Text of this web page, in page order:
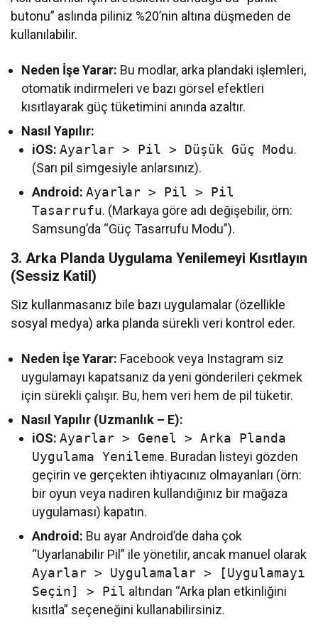
butonu” aslında piliniz %20’nin altına düşmeden de
kullanılabilir.
Neden İşe Yarar: Bu modlar, arka plandaki işlemleri,
otomatik indirmeleri ve bazı görsel efektleri
kısıtlayarak güç tüketimini anında azaltır.
Nasıl Yapılır:
iOS: Ayarlar > Pil > Düşük Güç Modu.
(Sarı pil simgesiyle anlarsınız).
Android: Ayarlar > Pil > Pil
Tasarrufu. (Markaya göre adı değişebilir, örn:
Samsung’da “Güç Tasarrufu Modu”).
3. Arka Planda Uygulama Yenilemeyi Kısıtlayın
(Sessiz Katil)
Siz kullanmasanız bile bazı uygulamalar (özellikle
sosyal medya) arka planda sürekli veri kontrol eder.
Neden İşe Yarar: Facebook veya Instagram siz
uygulamayı kapatsanız da yeni gönderileri çekmek
için sürekli çalışır. Bu, hem veri hem de pil tüketir.
Nasıl Yapılır (Uzmanlık – E):
iOS: Ayarlar > Genel > Arka Planda
Uygulama Yenileme. Buradan listeyi gözden
geçirin ve gerçekten ihtiyacınız olmayanları (örn:
bir oyun veya nadiren kullandığınız bir mağaza
uygulaması) kapatın.
Android: Bu ayar Android’de daha çok
“Uyarlanabilir Pil” ile yönetilir, ancak manuel olarak
Ayarlar > Uygulamalar > [Uygulamayı
Seçin] > Pil altından “Arka plan etkinliğini
kısıtla” seçeneğini kullanabilirsiniz.